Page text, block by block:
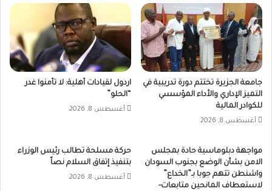
جامعة الجزيرة تختتم دورة تدريبية في
التميز الإداري والأداء المؤسسي
للكوادر المالية
أغسطس 8, 2026
اردول لقيادات أهلية: لا تأمنوا غدر
“الحلو”
أغسطس 8, 2026
مواجهة دبلوماسية حادة بمجلس
الامن بشأن الوضع بجنوب السودان
واشنطن تتهم جوبا بـ”الخداع”
لاستعطاف المانحين متابعات-
حركة مسلحة تطالب رئيس الوزراء
بتنفيذ إتفاق السلام نصاً
أغسطس 8, 2026